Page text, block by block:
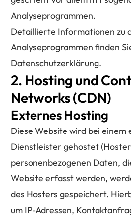
Analyseprogrammen.
Detaillierte Informationen zu
Analyseprogrammen finden
Datenschutzerklärung.
2. Hosting und
Networks (CDN)
Externes Hosting
Diese Website wird bei einem
Dienstleister gehostet
personenbezogenen Daten,
Website erfasst werden,
des Hosters gespeichert.
um IP-Adressen,